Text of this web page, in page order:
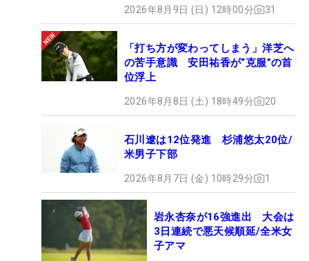
2026年8月9日 (日) 12時00分 31
「打ち方が変わってしまう」洋芝へ
の苦手意識 安田祐香が“克服”の首
位浮上
2026年8月8日 (土) 18時49分 20
石川遼は12位発進 杉浦悠太20位/
米男子下部
2026年8月7日 (金) 10時29分 1
岩永杏奈が16強進出 大会は
3日連続で悪天候順延/全米女
子アマ